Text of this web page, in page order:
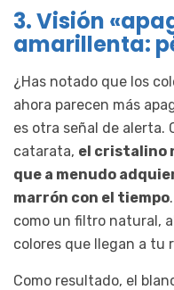
3. Visión
amarillenta:
¿Has notado que los
ahora parecen más
es otra señal de alerta.
catarata, el cristalino
que a menudo
marrón con el tiempo
como un filtro natural,
colores que llegan a tu
Como resultado, el